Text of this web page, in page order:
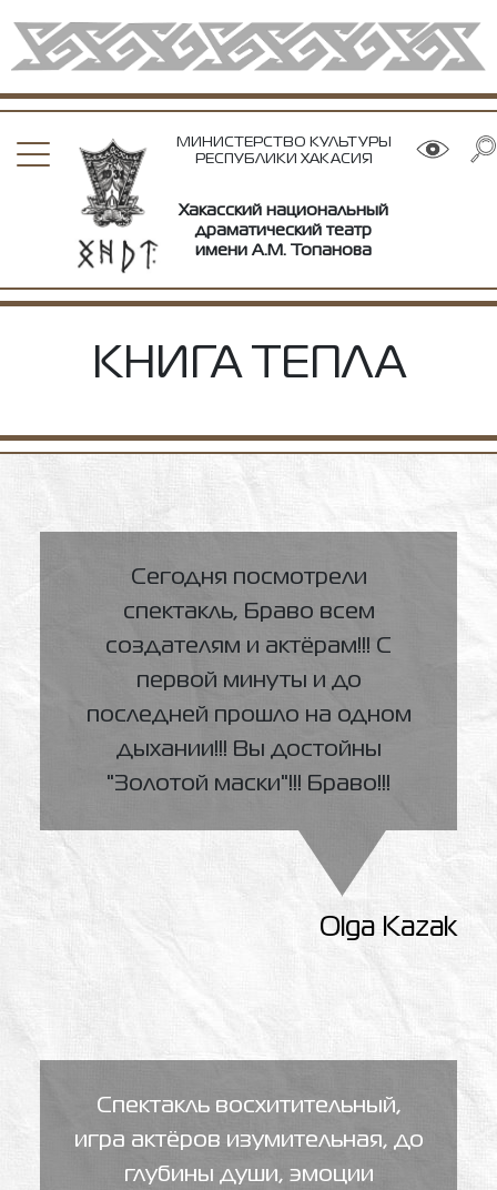
МИНИСТЕРСТВО КУЛЬТУРЫ
РЕСПУБЛИКИ ХАКАСИЯ
Хакасский национальный
драматический театр
имени А.М. Топанова
КНИГА ТЕПЛА
Сегодня посмотрели
спектакль, Браво всем
создателям и актёрам!!! С
первой минуты и до
последней прошло на одном
дыхании!!! Вы достойны
"Золотой маски"!!! Браво!!!
Olga Kazak
Спектакль восхитительный,
игра актёров изумительная, до
глубины души, эмоции